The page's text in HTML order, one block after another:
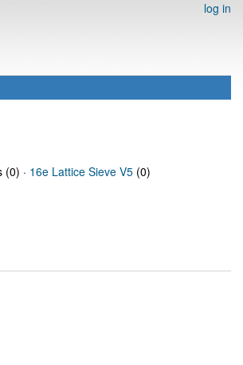
log in
· 16e Lattice Sieve V5 (0)